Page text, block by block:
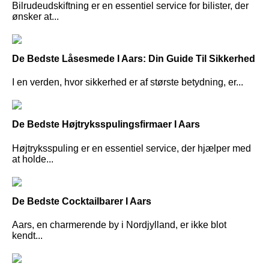
Bilrudeudskiftning er en essentiel service for bilister, der
ønsker at...
De Bedste Låsesmede I Aars: Din Guide Til Sikkerhed
I en verden, hvor sikkerhed er af største betydning, er...
De Bedste Højtryksspulingsfirmaer I Aars
Højtryksspuling er en essentiel service, der hjælper med
at holde...
De Bedste Cocktailbarer I Aars
Aars, en charmerende by i Nordjylland, er ikke blot
kendt...